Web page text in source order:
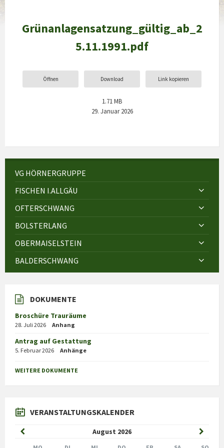
Grünanlagensatzung_gültig_ab_2
5.11.1991.pdf
Öffnen Download Link kopieren
1.71 MB
29. Januar 2026
VG HÖRNERGRUPPE
FISCHEN I.ALLGÄU
OFTERSCHWANG
BOLSTERLANG
OBERMAISELSTEIN
BALDERSCHWANG
DOKUMENTE
Broschüre Trauräume
28. Juli 2026 Anhang
Antrag auf Gestattung
5. Februar 2026 Anhänge
WEITERE DOKUMENTE
VERANSTALTUNGSKALENDER
August 2026
Previous
Month
Month